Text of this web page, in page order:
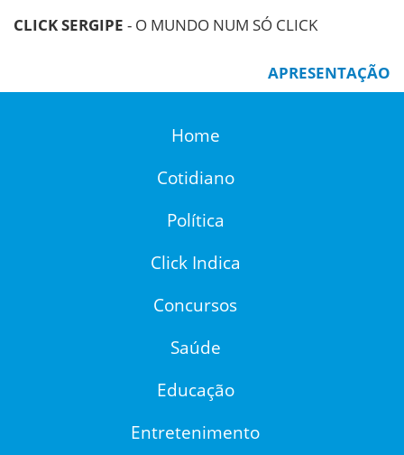
CLICK SERGIPE - O MUNDO NUM SÓ CLICK
APRESENTAÇÃO
Home
Cotidiano
Política
Click Indica
Concursos
Saúde
Educação
Entretenimento